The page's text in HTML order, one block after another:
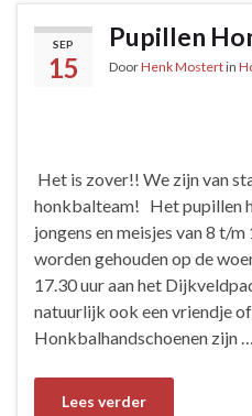
SEP
15
Pupillen
DoorHenk Mostertin
Het is zover!! We zijn van
honkbalteam! Het pupillen
jongens en meisjes van 8 t/
worden gehouden op de
17.30 uur aan het
natuurlijk ook een vriendje
Honkbalhandschoenen zijn …
Lees verder